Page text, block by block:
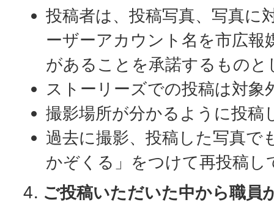
投稿者は、投稿写真、写真に
ーザーアカウント名を市広報
があることを承諾するものと
ストーリーズでの投稿は対象
撮影場所が分かるように投稿
過去に撮影、投稿した写真で
かぞくる」をつけて再投稿し
ご投稿いただいた中から職員